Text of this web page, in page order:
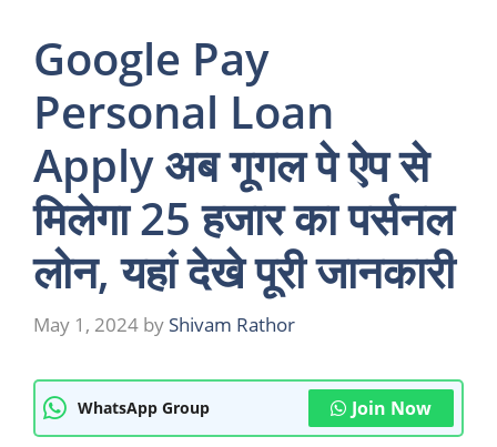
Google Pay
Personal Loan
Apply अब गूगल पे ऐप से
मिलेगा 25 हजार का पर्सनल
लोन, यहां देखे पूरी जानकारी
May 1, 2024 by Shivam Rathor
WhatsApp Group Join Now